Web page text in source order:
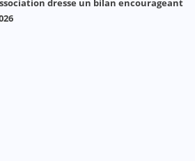
dresse un bilan encourageant